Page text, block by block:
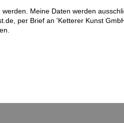
Meine Daten werden
per Brief an 'Ketterer Kunst